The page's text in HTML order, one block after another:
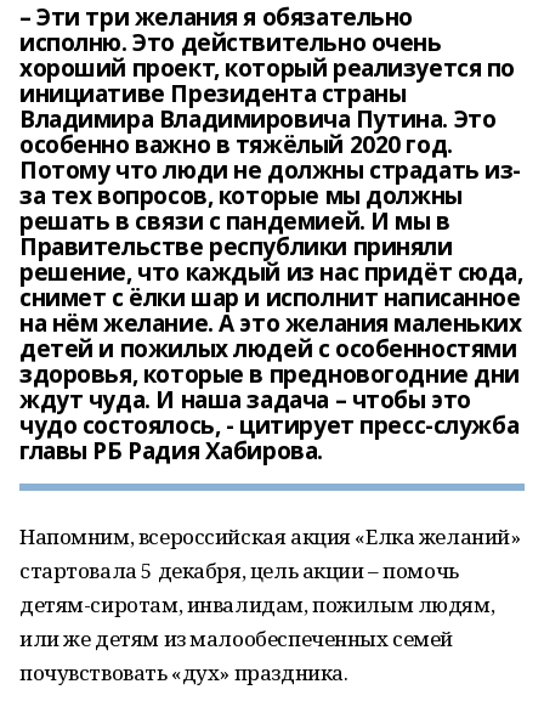
– Эти три желания я обязательно
исполню. Это действительно очень
хороший проект, который реализуется по
инициативе Президента страны
Владимира Владимировича Путина. Это
особенно важно в тяжёлый 2020 год.
Потому что люди не должны страдать из-
за тех вопросов, которые мы должны
решать в связи с пандемией. И мы в
Правительстве республики приняли
решение, что каждый из нас придёт сюда,
снимет с ёлки шар и исполнит написанное
на нём желание. А это желания маленьких
детей и пожилых людей с особенностями
здоровья, которые в предновогодние дни
ждут чуда. И наша задача – чтобы это
чудо состоялось, - цитирует пресс-служба
главы РБ Радия Хабирова.
Напомним, всероссийская акция «Елка желаний»
стартовала 5 декабря, цель акции – помочь
детям-сиротам, инвалидам, пожилым людям,
или же детям из малообеспеченных семей
почувствовать «дух» праздника.